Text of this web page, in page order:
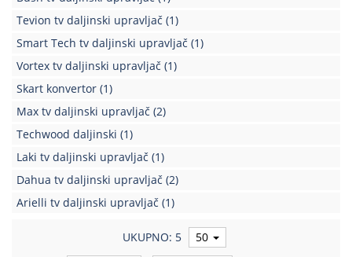
Tevion tv daljinski upravljač (1)
Smart Tech tv daljinski upravljač (1)
Vortex tv daljinski upravljač (1)
Skart konvertor (1)
Max tv daljinski upravljač (2)
Techwood daljinski (1)
Laki tv daljinski upravljač (1)
Dahua tv daljinski upravljač (2)
Arielli tv daljinski upravljač (1)
UKUPNO: 5
50